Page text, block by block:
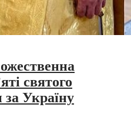
святого
Україну